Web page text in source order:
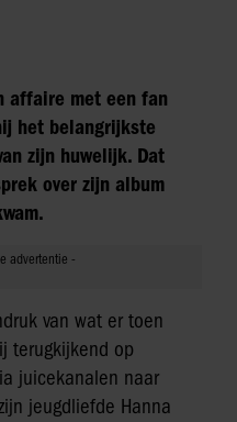
affaire met een fan
het belangrijkste
zijn huwelijk. Dat
over zijn album
van wat er toen
terugkijkend op
juicekanalen naar
jeugdliefde Hanna